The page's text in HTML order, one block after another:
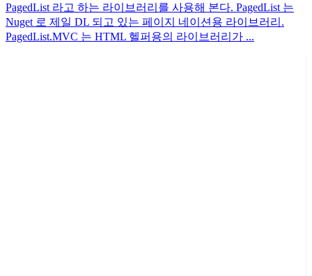
PagedList 라고 하는 라이브러리를 사용해 본다. PagedList 는
Nuget 로 제일 DL 되고 있는 페이지 네이션용 라이브러리.
PagedList.MVC 는 HTML 헬퍼용의 라이브러리가 ...